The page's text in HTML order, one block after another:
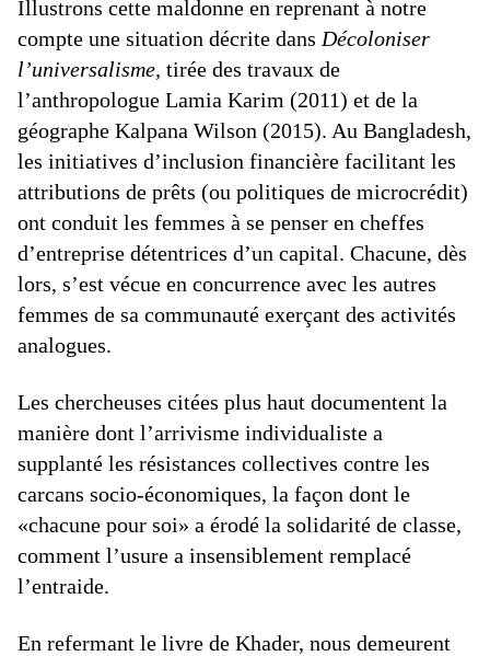
Illustrons cette maldonne en reprenant à notre
compte une situation décrite dans Décoloniser
l’universalisme, tirée des travaux de
l’anthropologue Lamia Karim (2011) et de la
géographe Kalpana Wilson (2015). Au Bangladesh,
les initiatives d’inclusion financière facilitant les
attributions de prêts (ou politiques de microcrédit)
ont conduit les femmes à se penser en cheffes
d’entreprise détentrices d’un capital. Chacune, dès
lors, s’est vécue en concurrence avec les autres
femmes de sa communauté exerçant des activités
analogues.
Les chercheuses citées plus haut documentent la
manière dont l’arrivisme individualiste a
supplanté les résistances collectives contre les
carcans socio-économiques, la façon dont le
«chacune pour soi» a érodé la solidarité de classe,
comment l’usure a insensiblement remplacé
l’entraide.
En refermant le livre de Khader, nous demeurent